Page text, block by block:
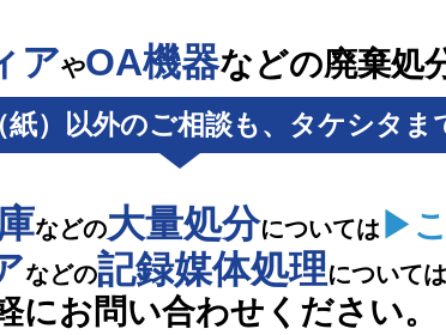
アやOA機器などの廃棄処
紙）以外のご相談も、タケシタま
などの大量処分については ▶
などの記録媒体処理については
にお問い合わせください。